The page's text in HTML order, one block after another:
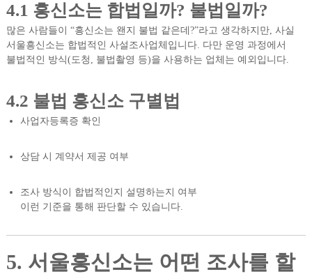
4.1 흥신소는 합법일까? 불법일까?
많은 사람들이 “흥신소는 왠지 불법 같은데?”라고 생각하지만, 사실
서울흥신소는 합법적인 사설조사업체입니다. 다만 운영 과정에서
불법적인 방식(도청, 불법촬영 등)을 사용하는 업체는 예외입니다.
4.2 불법 흥신소 구별법
사업자등록증 확인
상담 시 계약서 제공 여부
조사 방식이 합법적인지 설명하는지 여부
이런 기준을 통해 판단할 수 있습니다.
5. 서울흥신소는 어떤 조사를 할